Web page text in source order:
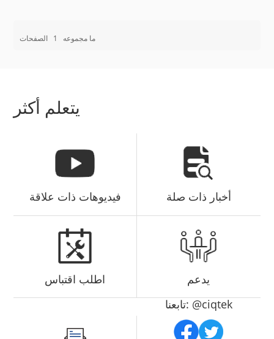
ما مجموعه 1 الصفحات
يتعلم أكثر
فيديوهات ذات علاقة أخبار ذات صلة
اطلب اقتباس يدعم
تابعنا: @ciqtek